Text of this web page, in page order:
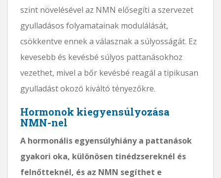
szint növelésével az NMN elősegíti a szervezet
gyulladásos folyamatainak modulálását,
csökkentve ennek a válasznak a súlyosságát. Ez
kevesebb és kevésbé súlyos pattanásokhoz
vezethet, mivel a bőr kevésbé reagál a tipikusan
gyulladást okozó kiváltó tényezőkre.
Hormonok kiegyensúlyozása
NMN-nel
A hormonális egyensúlyhiány a pattanások
gyakori oka, különösen tinédzsereknél és
felnőtteknél, és az NMN segíthet e